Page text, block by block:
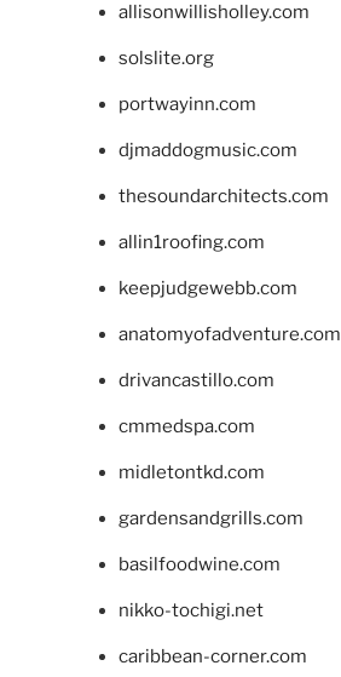
allisonwillisholley.com
solslite.org
portwayinn.com
djmaddogmusic.com
thesoundarchitects.com
allin1roofing.com
keepjudgewebb.com
anatomyofadventure.com
drivancastillo.com
cmmedspa.com
midletontkd.com
gardensandgrills.com
basilfoodwine.com
nikko-tochigi.net
caribbean-corner.com